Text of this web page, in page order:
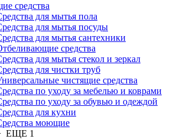
средства
для мытья пола
для мытья посуды
для мытья сантехники
средства
для мытья стекол и зеркал
для чистки труб
чистящие средства
по уходу за мебелью и коврами
по уходу за обувью и одеждой
для кухни
моющие
ЕЩЕ 1